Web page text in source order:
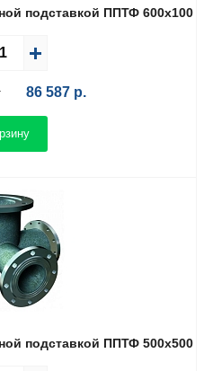
подставкой ППТФ 600х100
86 587 р.
подставкой ППТФ 500х500